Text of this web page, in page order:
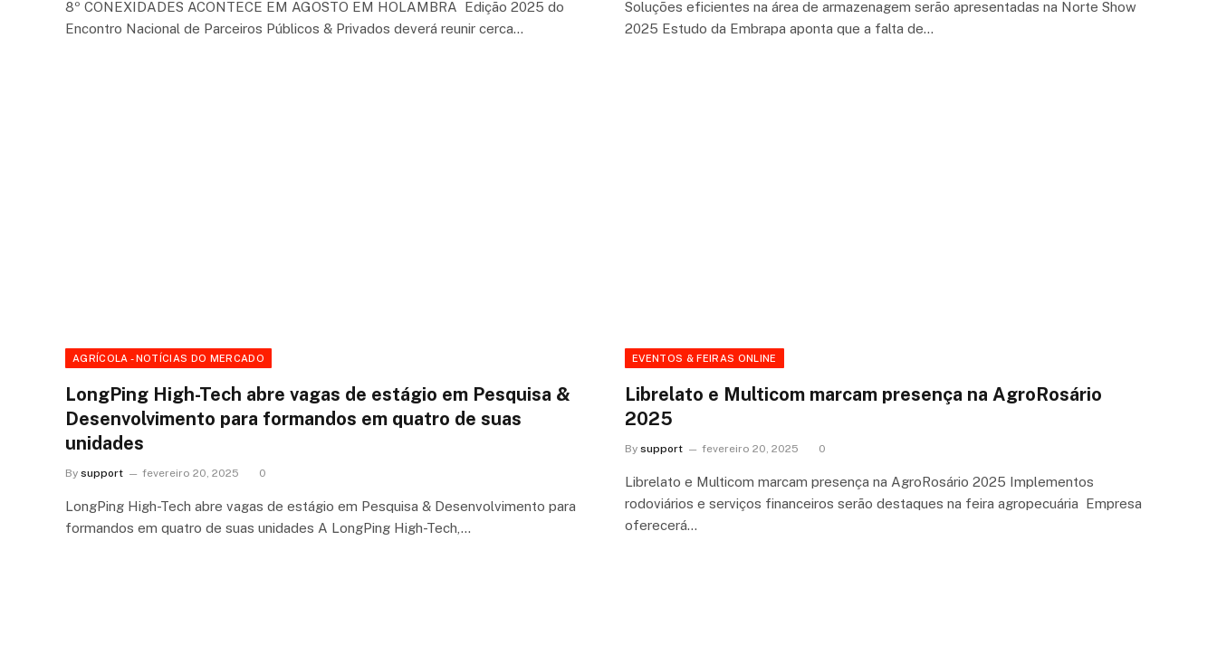
8º CONEXIDADES ACONTECE EM AGOSTO EM HOLAMBRA Edição 2025 do
Encontro Nacional de Parceiros Públicos & Privados deverá reunir cerca…
Soluções eficientes na área de armazenagem serão apresentadas na Norte Show
2025 Estudo da Embrapa aponta que a falta de…
AGRÍCOLA - NOTÍCIAS DO MERCADO
LongPing High-Tech abre vagas de estágio em Pesquisa &
Desenvolvimento para formandos em quatro de suas
unidades
By support fevereiro 20, 2025 0
LongPing High-Tech abre vagas de estágio em Pesquisa & Desenvolvimento para
formandos em quatro de suas unidades A LongPing High-Tech,…
EVENTOS & FEIRAS ONLINE
Librelato e Multicom marcam presença na AgroRosário
2025
By support fevereiro 20, 2025 0
Librelato e Multicom marcam presença na AgroRosário 2025 Implementos
rodoviários e serviços financeiros serão destaques na feira agropecuária Empresa
oferecerá…